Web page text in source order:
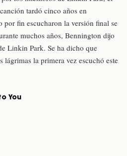
tardó cinco años en
por fin escucharon la versión final se
muchos años, Bennington dijo
Linkin Park. Se ha dicho que
lágrimas la primera vez escuchó este
You